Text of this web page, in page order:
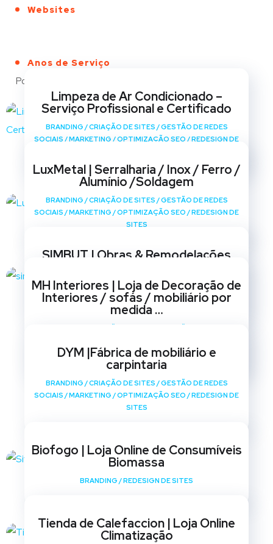
Websites
Anos de Serviço
Portfólio
Limpeza de Ar Condicionado –
Serviço Profissional e Certificado
BRANDING /CRIAÇÃO DE SITES /GESTÃO DE REDES
SOCIAIS /MARKETING /OPTIMIZAÇÃO SEO /REDESIGN DE
LuxMetal | Serralharia / Inox / Ferro /
Alumínio /Soldagem
BRANDING /CRIAÇÃO DE SITES /GESTÃO DE REDES
SOCIAIS /MARKETING /OPTIMIZAÇÃO SEO /REDESIGN DE
SITES
SIMBUT | Obras & Remodelações
SOCIAIS /MARKETING OPTIMIZAÇÃO SEO/ REDESIGN DE
SITES
MH Interiores | Loja de Decoração de
Interiores / sofás / mobiliário por
medida …
SITES
DYM |Fábrica de mobiliário e
carpintaria
BRANDING /CRIAÇÃO DE SITES /GESTÃO DE REDES
SOCIAIS /MARKETING /OPTIMIZAÇÃO SEO /REDESIGN DE
SITES
Biofogo | Loja Online de Consumíveis
Biomassa
BRANDING /REDESIGN DE SITES
Tienda de Calefaccion | Loja Online
Climatização